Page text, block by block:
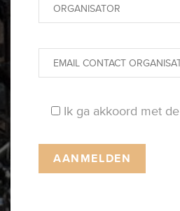
Ik ga akkoord met de